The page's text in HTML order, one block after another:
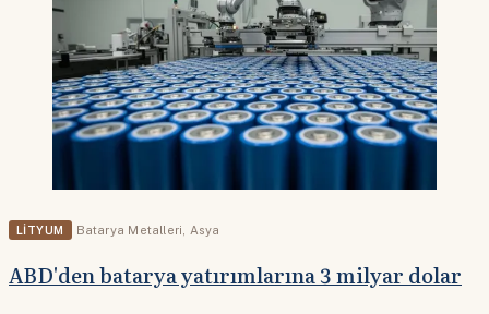
LITYUM Batarya Metalleri Asya
ABD'den batarya yatırımlarına 3 milyar dolar